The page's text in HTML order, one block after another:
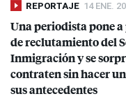
REPORTAJE 14 ENE.
Una periodista pone
de reclutamiento del
Inmigración y se
contraten sin hacer
sus antecedentes